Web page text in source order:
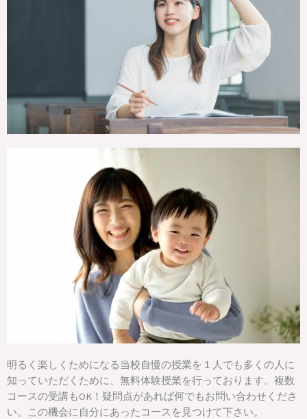
明るく楽しくためになる当校自慢の授業を１人でも多くの人に
知っていただくために、無料体験授業を行っております。複数
コースの受講もOK！疑問点があれば何でもお問い合わせくださ
い。この機会に自分にあったコースを見つけて下さい。